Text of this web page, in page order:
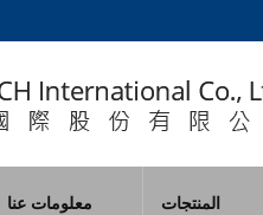
معلومات عنا المنتجات